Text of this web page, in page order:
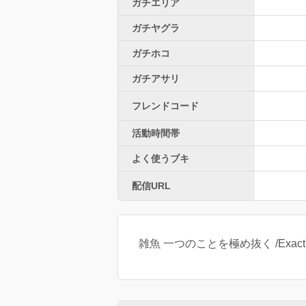
ガチエリア
ガチヤグラ
ガチホコ
ガチアサリ
フレンドコード
活動時間帯
よく使うブキ
配信URL
雑魚 一つのことを極め抜く /